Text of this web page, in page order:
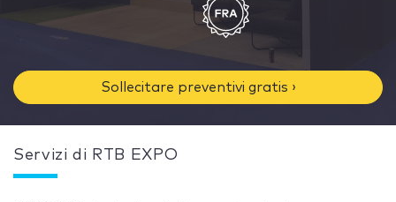
Sollecitare preventivi gratis ›
Servizi di RTB EXPO